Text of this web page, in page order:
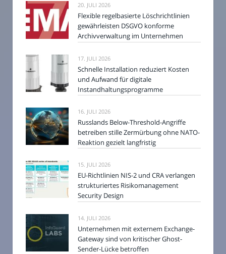
20. JULI 2026
Flexible regelbasierte Löschrichtlinien
gewährleisten DSGVO konforme
Archivverwaltung im Unternehmen
17. JULI 2026
Schnelle Installation reduziert Kosten
und Aufwand für digitale
Instandhaltungsprogramme
16. JULI 2026
Russlands Below-Threshold-Angriffe
betreiben stille Zermürbung ohne NATO-
Reaktion gezielt langfristig
15. JULI 2026
EU-Richtlinien NIS-2 und CRA verlangen
strukturiertes Risikomanagement
Security Design
14. JULI 2026
Unternehmen mit externem Exchange-
Gateway sind von kritischer Ghost-
Sender-Lücke betroffen